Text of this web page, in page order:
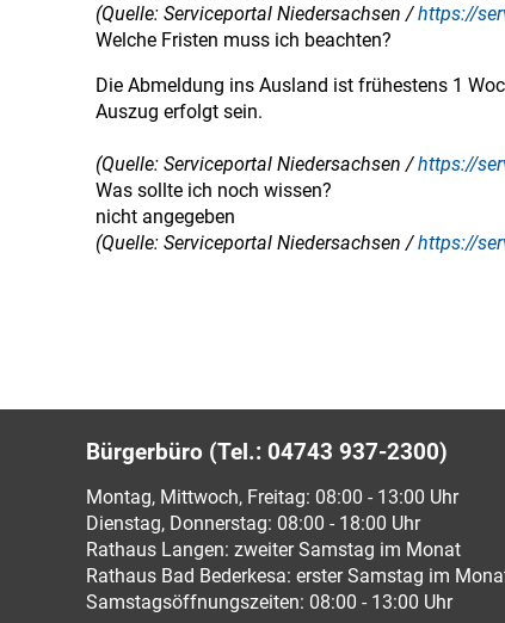
(Quelle: Serviceportal Niedersachsen /https://
Welche Fristen muss ich beachten?
Die Abmeldung ins Ausland ist frühestens 1
Auszug erfolgt sein.
(Quelle: Serviceportal Niedersachsen /https://
Was sollte ich noch wissen?
nicht angegeben
(Quelle: Serviceportal Niedersachsen /https://
Bürgerbüro (Tel.: 04743 937-2300)
Montag, Mittwoch, Freitag: 08:00 - 13:00 Uhr
Dienstag, Donnerstag: 08:00 - 18:00 Uhr
Rathaus Langen: zweiter Samstag im Monat
Rathaus Bad Bederkesa: erster Samstag im
Samstagsöffnungszeiten: 08:00 - 13:00 Uhr